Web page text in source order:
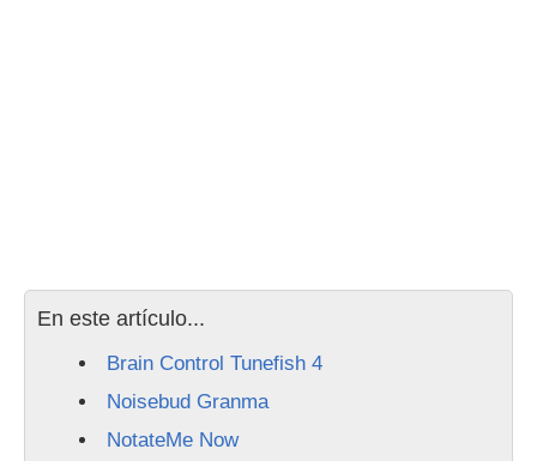
En este artículo...
Brain Control Tunefish 4
Noisebud Granma
NotateMe Now